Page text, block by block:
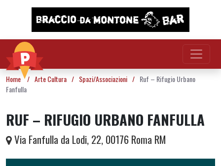
Vai al contenuto
Home / Arte Cultura / Spazi/Associazioni / Ruf – Rifugio Urbano
Fanfulla
RUF – RIFUGIO URBANO FANFULLA
Via Fanfulla da Lodi, 22, 00176 Roma RM